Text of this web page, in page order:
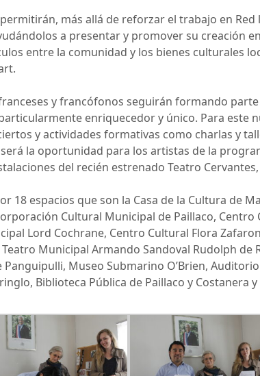
más allá de reforzar el trabajo en
a presentar y promover su creación
entre la comunidad y los bienes culturales
y francófonos seguirán formando
enriquecedor y único. Para este
y actividades formativas como charlas y
la oportunidad para los artistas de la
del recién estrenado Teatro
18 espacios que son la Casa de la Cultura de
Cultural Municipal de Paillaco,
Lord Cochrane, Centro Cultural Flora
Municipal Armando Sandoval Rudolph de
Panguipulli, Museo Submarino O’Brien,
Biblioteca Pública de Paillaco y Costanera